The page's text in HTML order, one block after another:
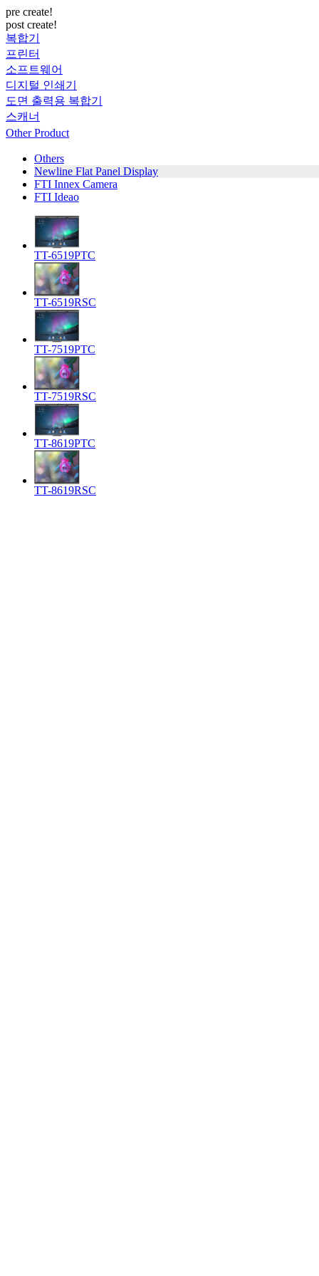
pre create!
post create!
복합기
프린터
소프트웨어
디지털 인쇄기
도면 출력용 복합기
스캐너
Other Product
Others
Newline Flat Panel Display
FTI Innex Camera
FTI Ideao
TT-6519PTC
TT-6519RSC
TT-7519PTC
TT-7519RSC
TT-8619PTC
TT-8619RSC